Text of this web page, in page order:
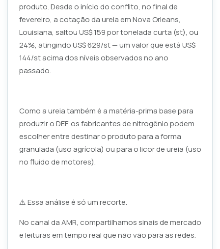
produto. Desde o início do conflito, no final de
fevereiro, a cotação da ureia em Nova Orleans,
Louisiana, saltou US$ 159 por tonelada curta (st), ou
24%, atingindo US$ 629/st — um valor que está US$
144/st acima dos níveis observados no ano
passado.
Como a ureia também é a matéria-prima base para
produzir o DEF, os fabricantes de nitrogênio podem
escolher entre destinar o produto para a forma
granulada (uso agrícola) ou para o licor de ureia (uso
no fluido de motores).
⚠️ Essa análise é só um recorte.
No canal da AMR, compartilhamos sinais de mercado
e leituras em tempo real que não vão para as redes.